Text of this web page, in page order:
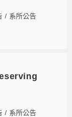
/ 系所公告
/ 系所公告